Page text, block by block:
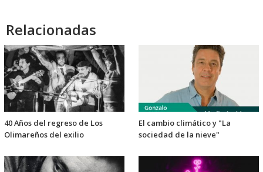
Relacionadas
40 Años del regreso de Los
Olimareños del exilio
El cambio climático y "La
sociedad de la nieve"